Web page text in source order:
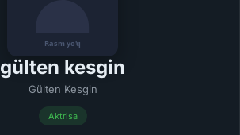
gülten kesgin
Gülten Kesgin
Aktrisa